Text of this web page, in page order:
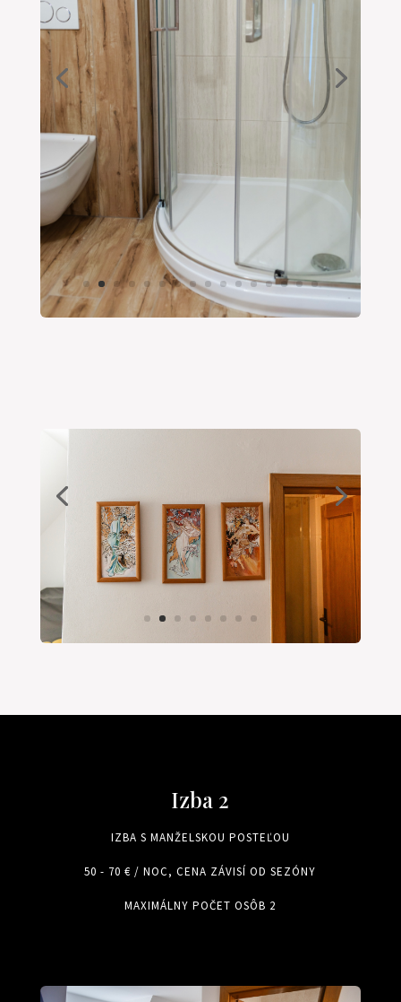
Izba 2
IZBA S MANŽELSKOU POSTEĽOU
50 - 70 € / NOC, CENA ZÁVISÍ OD SEZÓNY
MAXIMÁLNY POČET OSÔB 2